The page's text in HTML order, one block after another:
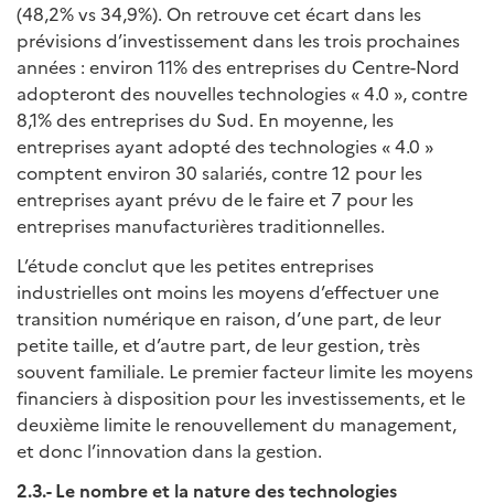
(48,2% vs 34,9%). On retrouve cet écart dans les
prévisions d’investissement dans les trois prochaines
années : environ 11% des entreprises du Centre-Nord
adopteront des nouvelles technologies « 4.0 », contre
8,1% des entreprises du Sud. En moyenne, les
entreprises ayant adopté des technologies « 4.0 »
comptent environ 30 salariés, contre 12 pour les
entreprises ayant prévu de le faire et 7 pour les
entreprises manufacturières traditionnelles.
L’étude conclut que les petites entreprises
industrielles ont moins les moyens d’effectuer une
transition numérique en raison, d’une part, de leur
petite taille, et d’autre part, de leur gestion, très
souvent familiale. Le premier facteur limite les moyens
financiers à disposition pour les investissements, et le
deuxième limite le renouvellement du management,
et donc l’innovation dans la gestion.
2.3.- Le nombre et la nature des technologies